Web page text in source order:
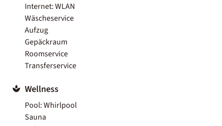
Internet: WLAN
Wäscheservice
Aufzug
Gepäckraum
Roomservice
Transferservice
Wellness
Pool: Whirlpool
Sauna